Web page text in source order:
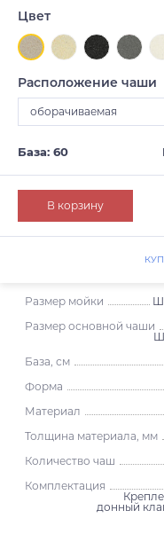
Размер мойки
Размер основной чаши
База, см
Форма
Материал
Толщина материала, мм
Количество чаш
Комплектация
донный
Цвет
Расположение чаши
оборачиваемая
База: 60
В корзину